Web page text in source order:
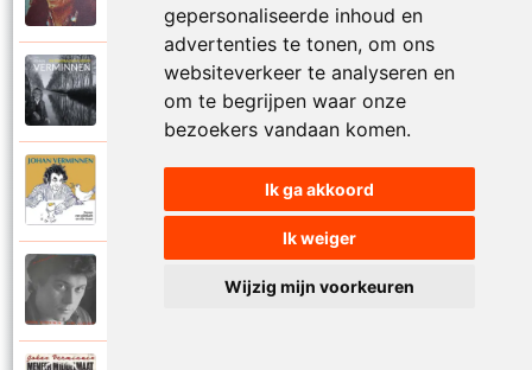
gepersonaliseerde inhoud en
advertenties te tonen, om ons
websiteverkeer te analyseren en
om te begrijpen waar onze
bezoekers vandaan komen.
Ik ga akkoord
Ik weiger
Wijzig mijn voorkeuren
Johan Verminnen
Mayday
Meer dan zestig
Johan Verminnen